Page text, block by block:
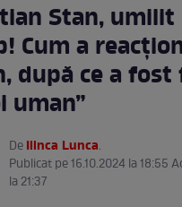
Stan, umilit
Cum a
după ce a fost
uman”
DeIlinca Lunca.
Publicat pe 16.10.2024 la 18:55
la 21:37